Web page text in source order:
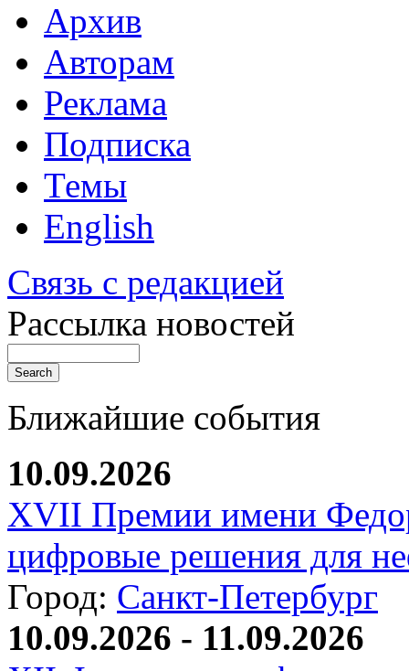
Архив
Авторам
Реклама
Подписка
Темы
English
Связь с редакцией
Рассылка новостей
Ближайшие события
10.09.2026
XVII Премии имени
цифровые решения для
Город: Санкт-Петербург
10.09.2026 - 11.09.2026